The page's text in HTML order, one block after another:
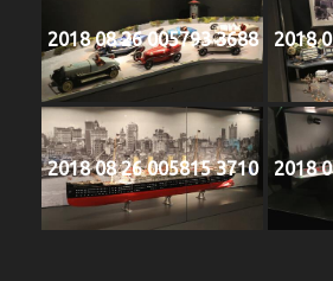
2018 08 26 005793 3688 2018
2018 08 26 005815 3710 2018